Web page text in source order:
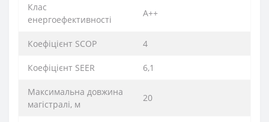
Клас
енергоефективності
A++
Коефіцієнт SCOP 4
Коефіцієнт SEER 6,1
Максимальна довжина
магістралі, м
20